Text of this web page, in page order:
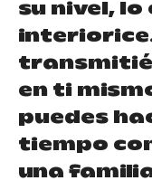
su nivel, lo
en ti
puedes
tiempo
una